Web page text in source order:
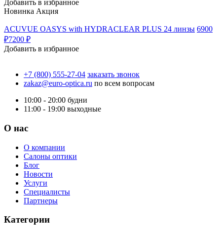
Добавить в избранное
Новинка Акция
ACUVUE OASYS with HYDRACLEAR PLUS 24 линзы 6900
₽7200 ₽
Добавить в избранное
+7 (800) 555-27-04 заказать звонок
zakaz@euro-optica.ru по всем вопросам
10:00 - 20:00 будни
11:00 - 19:00 выходные
О нас
О компании
Салоны оптики
Блог
Новости
Услуги
Специалисты
Партнеры
Категории